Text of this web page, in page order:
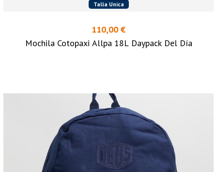
Talla Unica
110,00 €
Mochila Cotopaxi Allpa 18L Daypack Del Día